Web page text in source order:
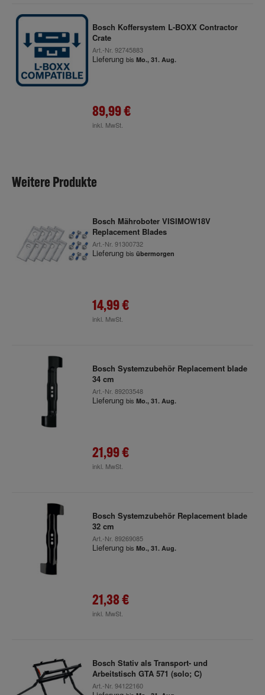
Bosch Koffersystem L-BOXX Contractor
Crate
Art.-Nr. 92745883
Lieferung bis Mo., 31. Aug.
89,99 €
inkl. MwSt.
Weitere Produkte
Bosch Mähroboter VISIMOW18V
Replacement Blades
Art.-Nr. 91300732
Lieferung bis übermorgen
14,99 €
inkl. MwSt.
Bosch Systemzubehör Replacement blade
34 cm
Art.-Nr. 89203548
Lieferung bis Mo., 31. Aug.
21,99 €
inkl. MwSt.
Bosch Systemzubehör Replacement blade
32 cm
Art.-Nr. 89269085
Lieferung bis Mo., 31. Aug.
21,38 €
inkl. MwSt.
Bosch Stativ als Transport- und
Arbeitstisch GTA 571 (solo; C)
Art.-Nr. 94122160